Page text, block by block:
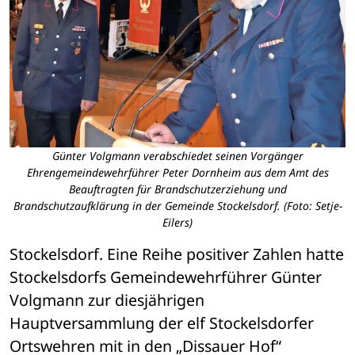
Günter Volgmann verabschiedet seinen Vorgänger
Ehrengemeindewehrführer Peter Dornheim aus dem Amt des
Beauftragten für Brandschutzerziehung und
Brandschutzaufklärung in der Gemeinde Stockelsdorf. (Foto: Setje-
Eilers)
Stockelsdorf. Eine Reihe positiver Zahlen hatte
Stockelsdorfs Gemeindewehrführer Günter
Volgmann zur diesjährigen
Hauptversammlung der elf Stockelsdorfer
Ortswehren mit in den „Dissauer Hof“